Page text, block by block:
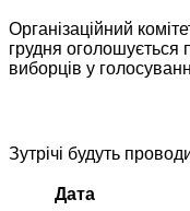
Організаційний
грудня оголошується
виборців у
Зутрічі будуть
Дата